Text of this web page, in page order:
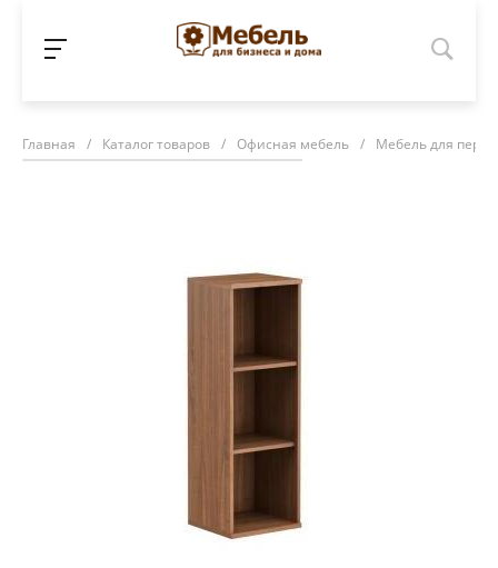
Главная / Каталог товаров / Офисная мебель / Мебель для